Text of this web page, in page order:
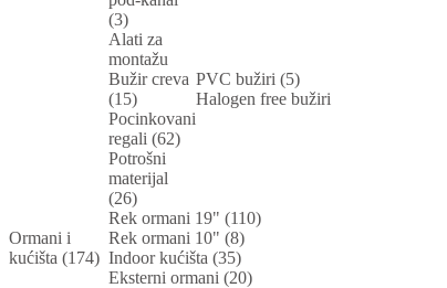
(3)
Alati za
montažu
Bužir creva
(15)
PVC bužiri (5)
Halogen free bužiri
Pocinkovani
regali (62)
Potrošni
materijal
(26)
Ormani i
kućišta (174)
Rek ormani 19" (110)
Rek ormani 10" (8)
Indoor kućišta (35)
Eksterni ormani (20)